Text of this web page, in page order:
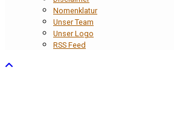
Nomenklatur
Unser Team
Unser Logo
RSS Feed